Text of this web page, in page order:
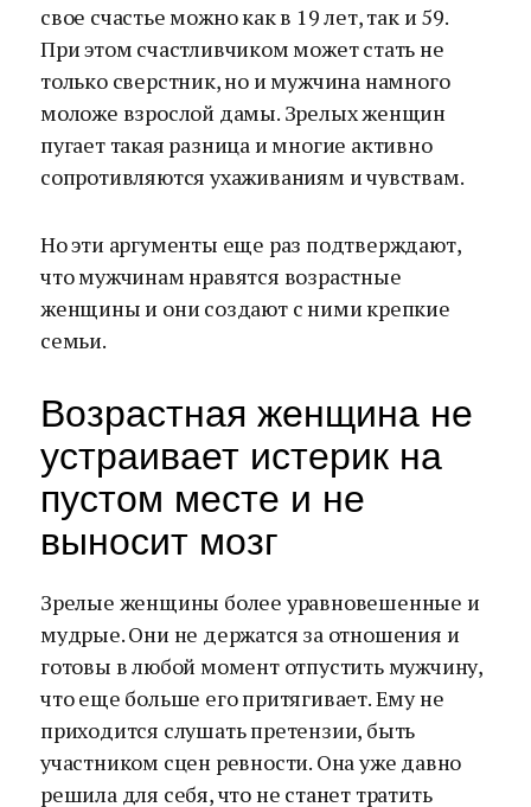
свое счастье можно как в 19 лет, так и 59.
При этом счастливчиком может стать не
только сверстник, но и мужчина намного
моложе взрослой дамы. Зрелых женщин
пугает такая разница и многие активно
сопротивляются ухаживаниям и чувствам.
Но эти аргументы еще раз подтверждают,
что мужчинам нравятся возрастные
женщины и они создают с ними крепкие
семьи.
Возрастная женщина не
устраивает истерик на
пустом месте и не
выносит мозг
Зрелые женщины более уравновешенные и
мудрые. Они не держатся за отношения и
готовы в любой момент отпустить мужчину,
что еще больше его притягивает. Ему не
приходится слушать претензии, быть
участником сцен ревности. Она уже давно
решила для себя, что не станет тратить